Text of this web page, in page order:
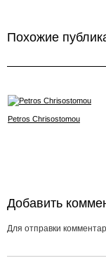
Похожие
Petros Chrisostomou
Добавить
Для отправки